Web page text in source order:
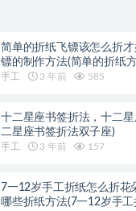
简单的折纸飞镖该怎么折
镖的制作方法(简单的折纸
手工 3 年前 585
十二星座书签折法，十二
二星座书签折法双子座)
手工 3 年前 157
7一12岁手工折纸怎么折花
哪些折纸方法(7一12岁手工